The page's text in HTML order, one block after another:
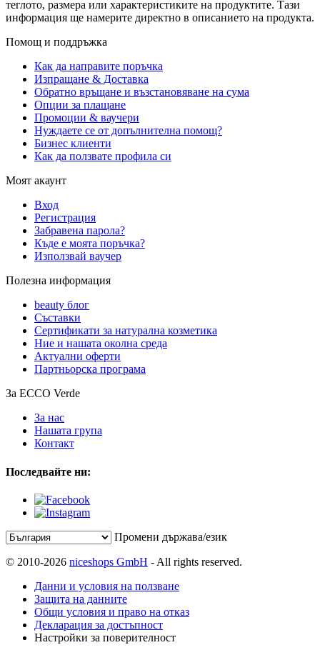
теглото, размера или характеристиките на продуктите. Тази
информация ще намерите директно в описанието на продукта.
Помощ и поддръжка
Как да направите поръчка
Изпращане & Доставка
Обратно връщане и възстановяване на сума
Опции за плащане
Промоции & ваучери
Нуждаете се от допълнителна помощ?
Бизнес клиенти
Как да ползвате профила си
Моят акаунт
Вход
Регистрация
Забравена парола?
Къде е моята поръчка?
Използвай ваучер
Полезна информация
beauty блог
Съставки
Сертификати за натурална козметика
Ние и нашата околна среда
Актуални оферти
Партньорска програма
За ECCO Verde
За нас
Нашата група
Контакт
Последвайте ни:
Промени държава/език
© 2010-2026 niceshops GmbH - All rights reserved.
Данни и условия на ползване
Защита на данните
Общи условия и право на отказ
Декларация за достъпност
Настройки за поверителност